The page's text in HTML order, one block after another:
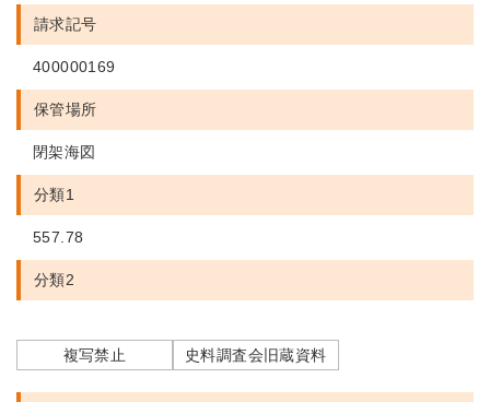
請求記号
400000169
保管場所
閉架海図
分類1
557.78
分類2
複写禁止 史料調査会旧蔵資料